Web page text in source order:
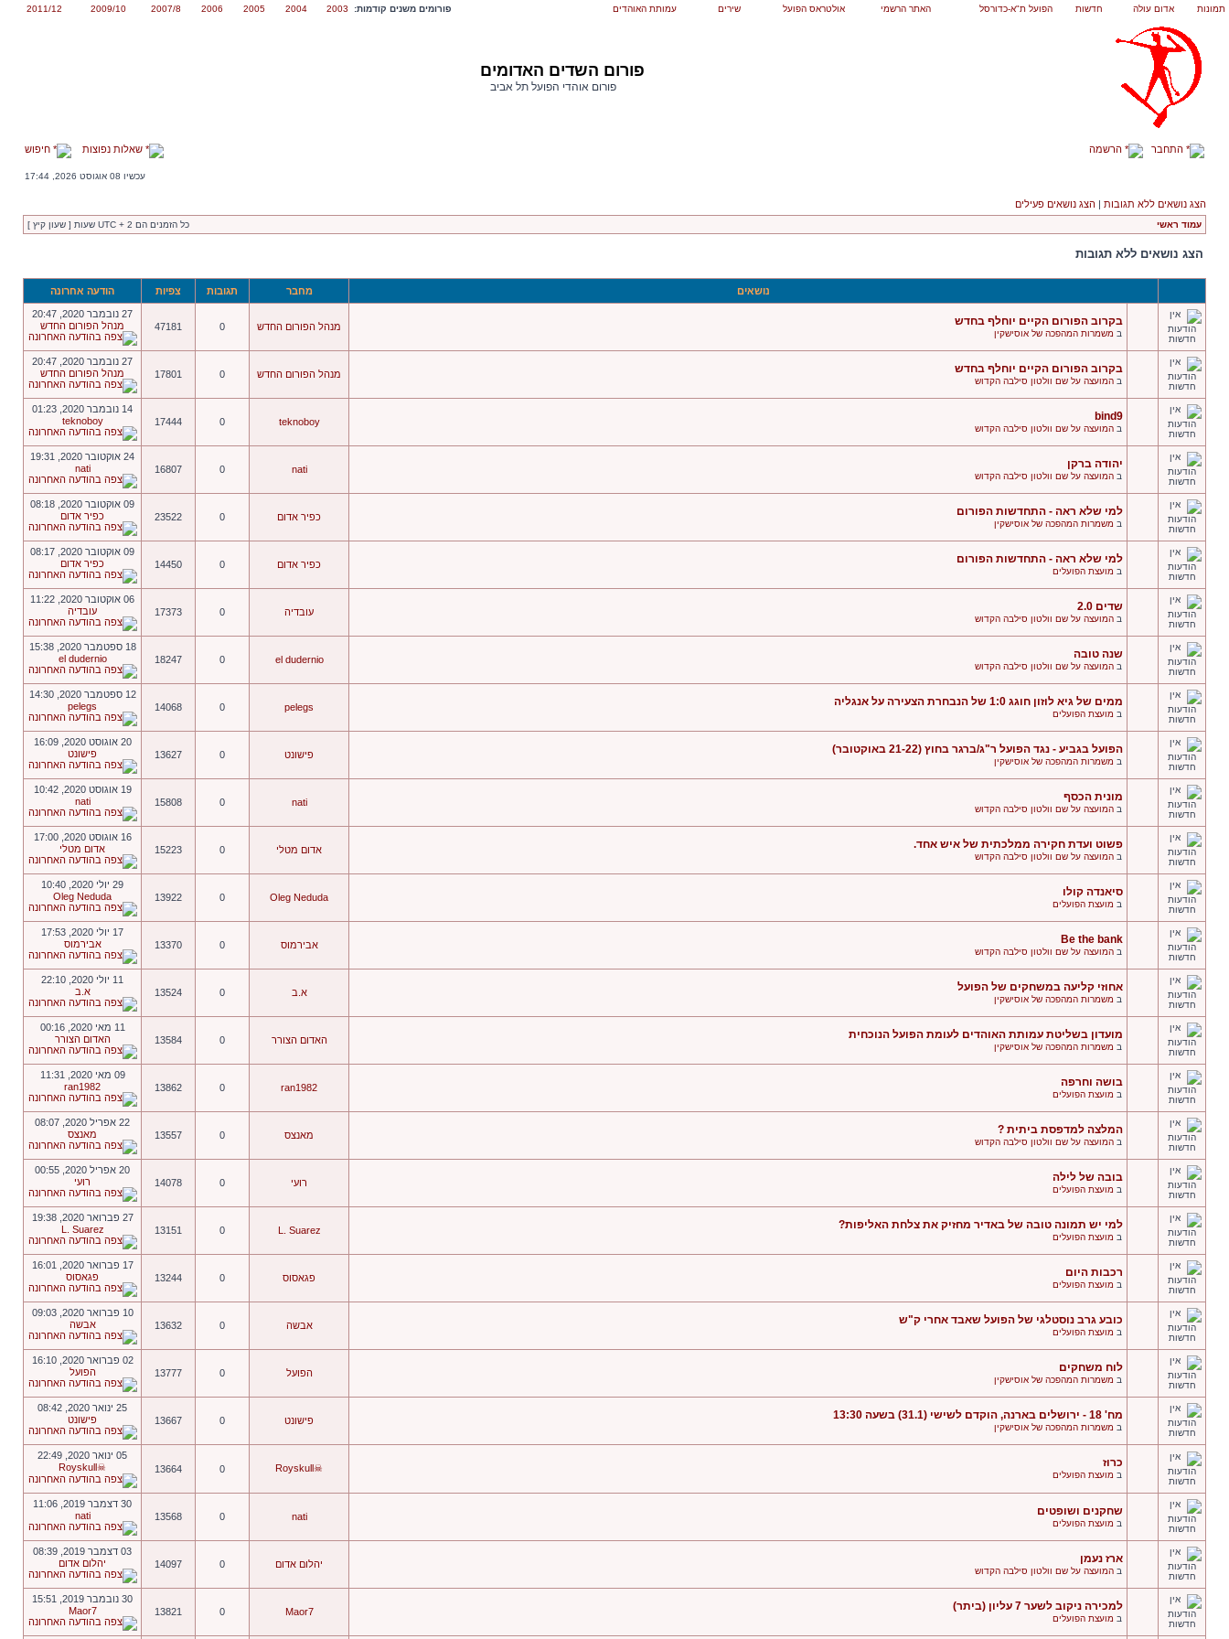
תמונות אדום עולה חדשות הפועל ת"א-כדורסל האתר הרשמי אולטראס הפועל שירים עמותת האוהדים פורומים משנים קודמות: 2003
2004
2005
2006
2007/8
2009/10
2011/12
פורום השדים האדומים
פורום אוהדי הפועל תל אביב
התחבר הרשמה שאלות נפוצות חיפוש
עכשיו 08 אוגוסט 2026, 17:44
הצג נושאים ללא תגובות | הצג נושאים פעילים
עמוד ראשי כל הזמנים הם UTC + 2 שעות [ שעון קיץ ]
הצג נושאים ללא תגובות
נושאים מחבר תגובות צפיות הודעה אחרונה
בקרוב הפורום הקיים יוחלף בחדש
ב משמרות המהפכה של אוסישקין
מנהל הפורום החדש 0
47181
27 נובמבר 2020, 20:47
מנהל הפורום החדש
בקרוב הפורום הקיים יוחלף בחדש
ב המועצה על שם וולטון סילבה הקדוש
מנהל הפורום החדש 0
17801
27 נובמבר 2020, 20:47
מנהל הפורום החדש
bind9
ב המועצה על שם וולטון סילבה הקדוש
teknoboy
0
17444
14 נובמבר 2020, 01:23
teknoboy
יהודה ברקן
ב המועצה על שם וולטון סילבה הקדוש
nati
0
16807
24 אוקטובר 2020, 19:31
nati
למי שלא ראה - התחדשות הפורום
ב משמרות המהפכה של אוסישקין
כפיר אדום 0
23522
09 אוקטובר 2020, 08:18
כפיר אדום
למי שלא ראה - התחדשות הפורום
ב מועצת הפועלים
כפיר אדום 0
14450
09 אוקטובר 2020, 08:17
כפיר אדום
שדים 2.0
ב המועצה על שם וולטון סילבה הקדוש
עובדיה 0
17373
06 אוקטובר 2020, 11:22
עובדיה
שנה טובה
ב המועצה על שם וולטון סילבה הקדוש
el dudernio
0
18247
18 ספטמבר 2020, 15:38
el dudernio
ממים של גיא לוזון חוגג 1:0 של הנבחרת הצעירה על אנגליה
ב מועצת הפועלים
pelegs
0
14068
12 ספטמבר 2020, 14:30
pelegs
הפועל בגביע - נגד הפועל ר"ג/ברגר בחוץ (21-22 באוקטובר)
ב משמרות המהפכה של אוסישקין
פישונט 0
13627
20 אוגוסט 2020, 16:09
פישונט
מונית הכסף
ב המועצה על שם וולטון סילבה הקדוש
nati
0
15808
19 אוגוסט 2020, 10:42
nati
פשוט ועדת חקירה ממלכתית של איש אחד.
ב המועצה על שם וולטון סילבה הקדוש
אדום מטלי 0
15223
16 אוגוסט 2020, 17:00
אדום מטלי
סיאנדה קולו
ב מועצת הפועלים
Oleg Neduda
0
13922
29 יולי 2020, 10:40
Oleg Neduda
Be the bank
ב המועצה על שם וולטון סילבה הקדוש
אבירמוס 0
13370
17 יולי 2020, 17:53
אבירמוס
אחוזי קליעה במשחקים של הפועל
ב משמרות המהפכה של אוסישקין
א.ב 0
13524
11 יולי 2020, 22:10
א.ב
מועדון בשליטת עמותת האוהדים לעומת הפועל הנוכחית
ב משמרות המהפכה של אוסישקין
האדום הצורר 0
13584
11 מאי 2020, 00:16
האדום הצורר
בושה וחרפה
ב מועצת הפועלים
ran1982
0
13862
09 מאי 2020, 11:31
ran1982
המלצה למדפסת ביתית ?
ב המועצה על שם וולטון סילבה הקדוש
מאנצס 0
13557
22 אפריל 2020, 08:07
מאנצס
בובה של לילה
ב מועצת הפועלים
רועי 0
14078
20 אפריל 2020, 00:55
רועי
למי יש תמונה טובה של באדיר מחזיק את צלחת האליפות?
ב מועצת הפועלים
L. Suarez
0
13151
27 פברואר 2020, 19:38
L. Suarez
רכבות היום
ב מועצת הפועלים
פגאסוס 0
13244
17 פברואר 2020, 16:01
פגאסוס
כובע גרב נוסטלגי של הפועל שאבד אחרי ק"ש
ב מועצת הפועלים
אבשה 0
13632
10 פברואר 2020, 09:03
אבשה
לוח משחקים
ב משמרות המהפכה של אוסישקין
הפועל 0
13777
02 פברואר 2020, 16:10
הפועל
מח' 18 - ירושלים בארנה, הוקדם לשישי (31.1) בשעה 13:30
ב משמרות המהפכה של אוסישקין
פישונט 0
13667
25 ינואר 2020, 08:42
פישונט
כרוז
ב מועצת הפועלים
☠Royskull
0
13664
05 ינואר 2020, 22:49
☠Royskull
שחקנים ושופטים
ב מועצת הפועלים
nati
0
13568
30 דצמבר 2019, 11:06
nati
ארז נעמן
ב המועצה על שם וולטון סילבה הקדוש
יהלום אדום 0
14097
03 דצמבר 2019, 08:39
יהלום אדום
למכירה ניקוב לשער 7 עליון (ביתר)
ב מועצת הפועלים
Maor7
0
13821
30 נובמבר 2019, 15:51
Maor7